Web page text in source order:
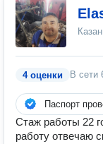
4 оценки В сети
Паспорт
Стаж работы 22
работу отвечаю